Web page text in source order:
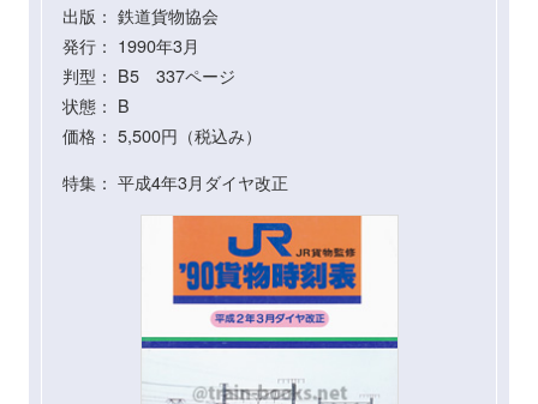
出版： 鉄道貨物協会
発行： 1990年3月
判型： B5 337ページ
状態： B
価格： 5,500円（税込み）
特集： 平成4年3月ダイヤ改正